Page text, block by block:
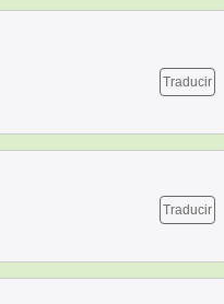
Traducir
Traducir